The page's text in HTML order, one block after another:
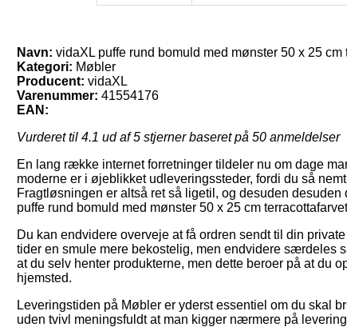
Navn: vidaXL puffe rund bomuld med mønster 50 x 25 cm
Kategori: Møbler
Producent: vidaXL
Varenummer: 41554176
EAN:
Vurderet til 4.1 ud af 5 stjerner baseret på 50 anmeldelser
En lang række internet forretninger tildeler nu om dage
moderne er i øjeblikket udleveringssteder, fordi du så
Fragtløsningen er altså ret så ligetil, og desuden
puffe rund bomuld med mønster 50 x 25 cm
Du kan endvidere overveje at få ordren sendt til din
tider en smule mere bekostelig, men endvidere særdeles
at du selv henter produkterne, men dette beroer på at du
hjemsted.
Leveringstiden på Møbler er yderst essentiel om du skal
uden tvivl meningsfuldt at man kigger nærmere på